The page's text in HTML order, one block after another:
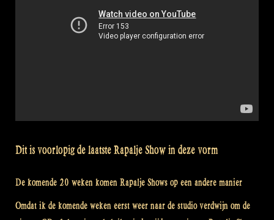
Dit is voorlopig de laatste Rapalje Show in deze vorm
De komende 20 weken komen Rapalje Shows op een andere manier
Omdat ik de komende weken eerst weer naar de studio verdwijn om de